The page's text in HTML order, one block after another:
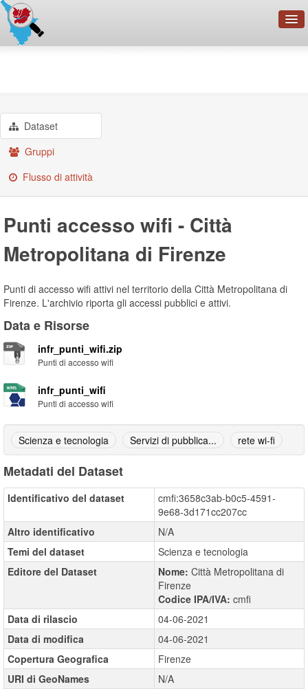
Dataset
Gruppi
Flusso di attività
Punti accesso wifi - Città
Metropolitana di Firenze
Punti di accesso wifi attivi nel territorio della Città Metropolitana di
Firenze. L'archivio riporta gli accessi pubblici e attivi.
Data e Risorse
infr_punti_wifi.zip
Punti di accesso wifi
infr_punti_wifi
Punti di accesso wifi
Scienza e tecnologia Servizi di pubblica... rete wi-fi
Metadati del Dataset
Identificativo del dataset
cmfi:3658c3ab-b0c5-4591-
9e68-3d171cc207cc
Altro identificativo
N/A
Temi del dataset
Scienza e tecnologia
Editore del Dataset
Nome: Città Metropolitana di
Firenze
Codice IPA/IVA: cmfi
Data di rilascio
04-06-2021
Data di modifica
04-06-2021
Copertura Geografica
Firenze
URI di GeoNames
N/A